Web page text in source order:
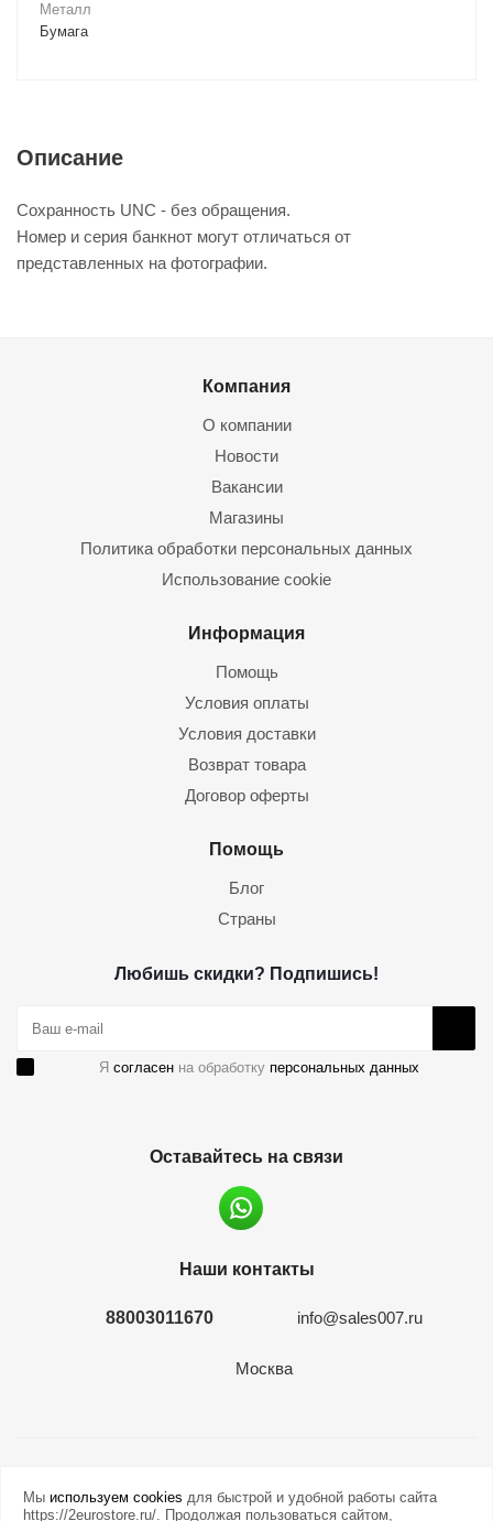
Металл
Бумага
Описание
Сохранность UNC - без обращения.
Номер и серия банкнот могут отличаться от
представленных на фотографии.
Компания
О компании
Новости
Вакансии
Магазины
Политика обработки персональных данных
Использование cookie
Информация
Помощь
Условия оплаты
Условия доставки
Возврат товара
Договор оферты
Помощь
Блог
Страны
Любишь скидки? Подпишись!
Я согласен на обработку персональных данных
Оставайтесь на связи
Наши контакты
88003011670 info@sales007.ru
Москва
Мы используем cookies для быстрой и удобной работы сайта
https://2eurostore.ru/. Продолжая пользоваться сайтом,